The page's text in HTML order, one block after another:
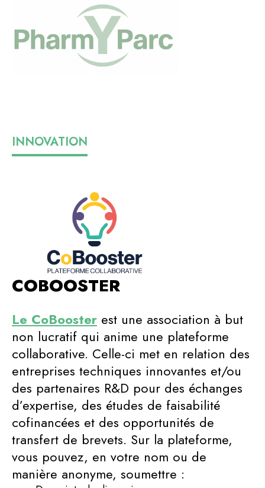
INNOVATION
COBOOSTER
Le CoBooster est une association à but
non lucratif qui anime une plateforme
collaborative. Celle-ci met en relation des
entreprises techniques innovantes et/ou
des partenaires R&D pour des échanges
d’expertise, des études de faisabilité
cofinancées et des opportunités de
transfert de brevets. Sur la plateforme,
vous pouvez, en votre nom ou de
manière anonyme, soumettre :